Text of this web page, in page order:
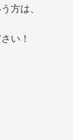
方は、
い！